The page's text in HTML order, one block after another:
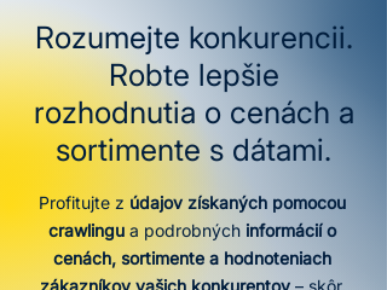
Rozumejte konkurencii.
Robte lepšie
rozhodnutia o cenách a
sortimente s dátami.
Profitujte z údajov získaných pomocou
crawlingu a podrobných informácií o
cenách, sortimente a hodnoteniach
zákazníkov vašich konkurentov – skôr,